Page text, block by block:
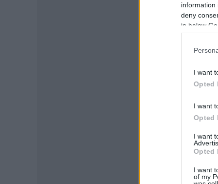
information
deny
in below
I want
Opted
I want
Opted
I want
Opted
I want
of my